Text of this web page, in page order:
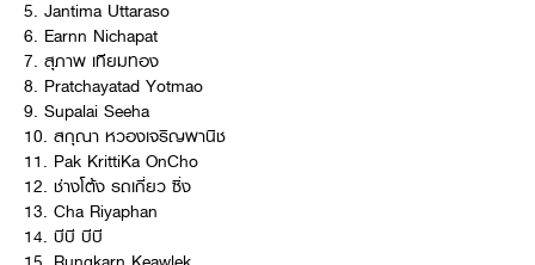
5. Jantima Uttaraso
6. Earnn Nichapat
7. สุภาพ เทียมทอง
8. Pratchayatad Yotmao
9. Supalai Seeha
10. สกุณา หวองเจริญพานิช
11. Pak KrittiKa OnCho
12. ช่างโต้ง รถเกี่ยว ซิ่ง
13. Cha Riyaphan
14. บีบี บีบี